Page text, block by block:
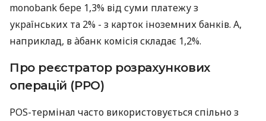
monobank бере 1,3% від суми платежу з
українських та 2% - з карток іноземних банків. А,
наприклад, в àбанк комісія складає 1,2%.
Про реєстратор розрахункових
операцій (РРО)
POS-термінал часто використовується спільно з